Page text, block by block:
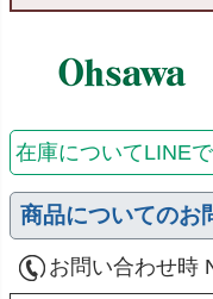
在庫についてLINE
商品についてのお
お問い合わせ時